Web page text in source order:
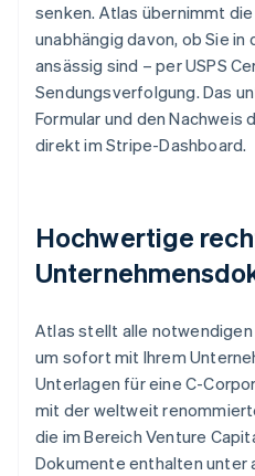
senken. Atlas übernimmt
unabhängig davon, ob Sie in
ansässig sind – per USPS
Sendungsverfolgung. Das
Formular und den Nachweis
direkt im Stripe-Dashboard.
Hochwertige
Atlas stellt alle notwendigen
um sofort mit Ihrem
Unterlagen für eine C-
mit der weltweit
die im Bereich Venture
Dokumente enthalten unter